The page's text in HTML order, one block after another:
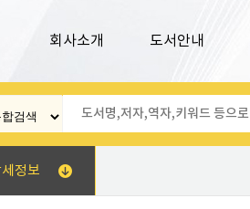
회사소개 도서안내
정보